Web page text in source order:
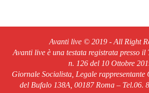
Avanti live © 2019 - All Right
Avanti live è una testata registrata presso il
n. 126 del 10 Ottobre
Giornale Socialista, Legale rappresentante
del Bufalo 138A, 00187 Roma – Tel.06.